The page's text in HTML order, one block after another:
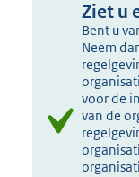
Ziet u
Bent u
Neem
voor de
van de